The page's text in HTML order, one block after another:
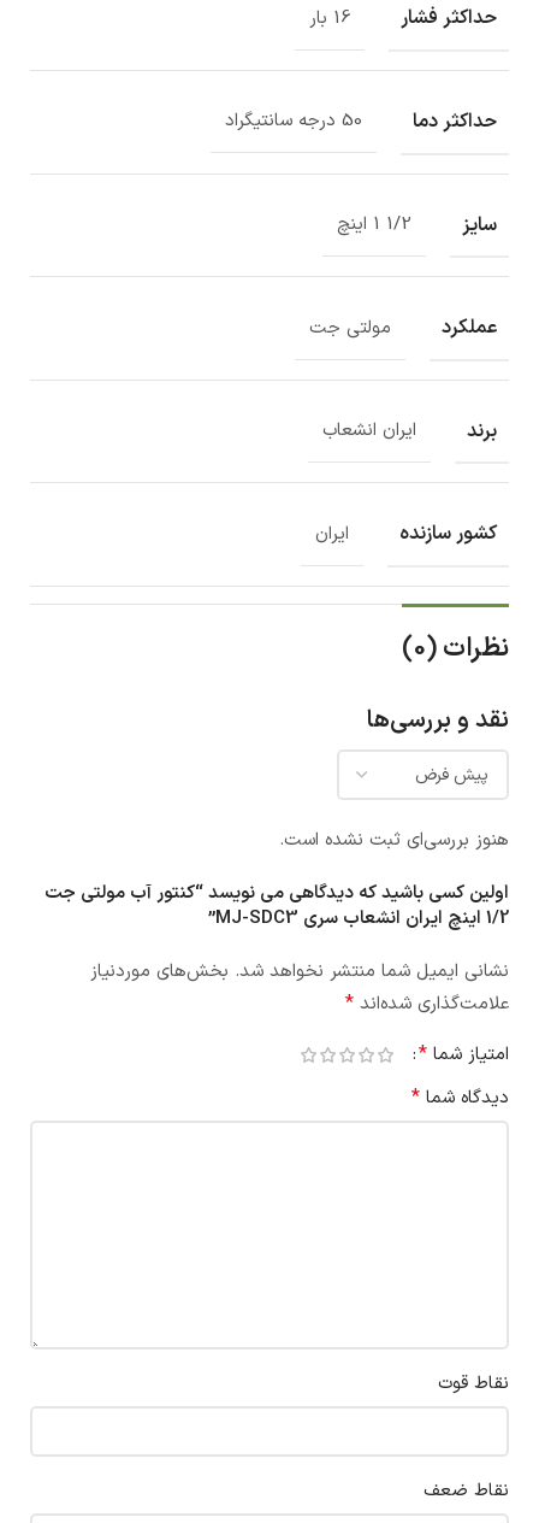
حداکثر فشار 16 بار
حداکثر دما 50 درجه سانتیگراد
سایز 1/2 1 اینچ
عملکرد مولتی جت
برند ایران انشعاب
کشور سازنده ایران
نظرات (0)
نقد و بررسی‌ها
هنوز بررسی‌ای ثبت نشده است.
اولین کسی باشید که دیدگاهی می نویسد “کنتور آب مولتی جت
1/2 اینچ ایران انشعاب سری MJ-SDC3”
نشانی ایمیل شما منتشر نخواهد شد. بخش‌های موردنیاز
علامت‌گذاری شده‌اند *
امتیاز شما *
دیدگاه شما *
نقاط قوت
نقاط ضعف